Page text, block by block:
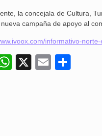
la concejala de Cultura,
campaña de apoyo al
informativo-
WhatsApp
X Email